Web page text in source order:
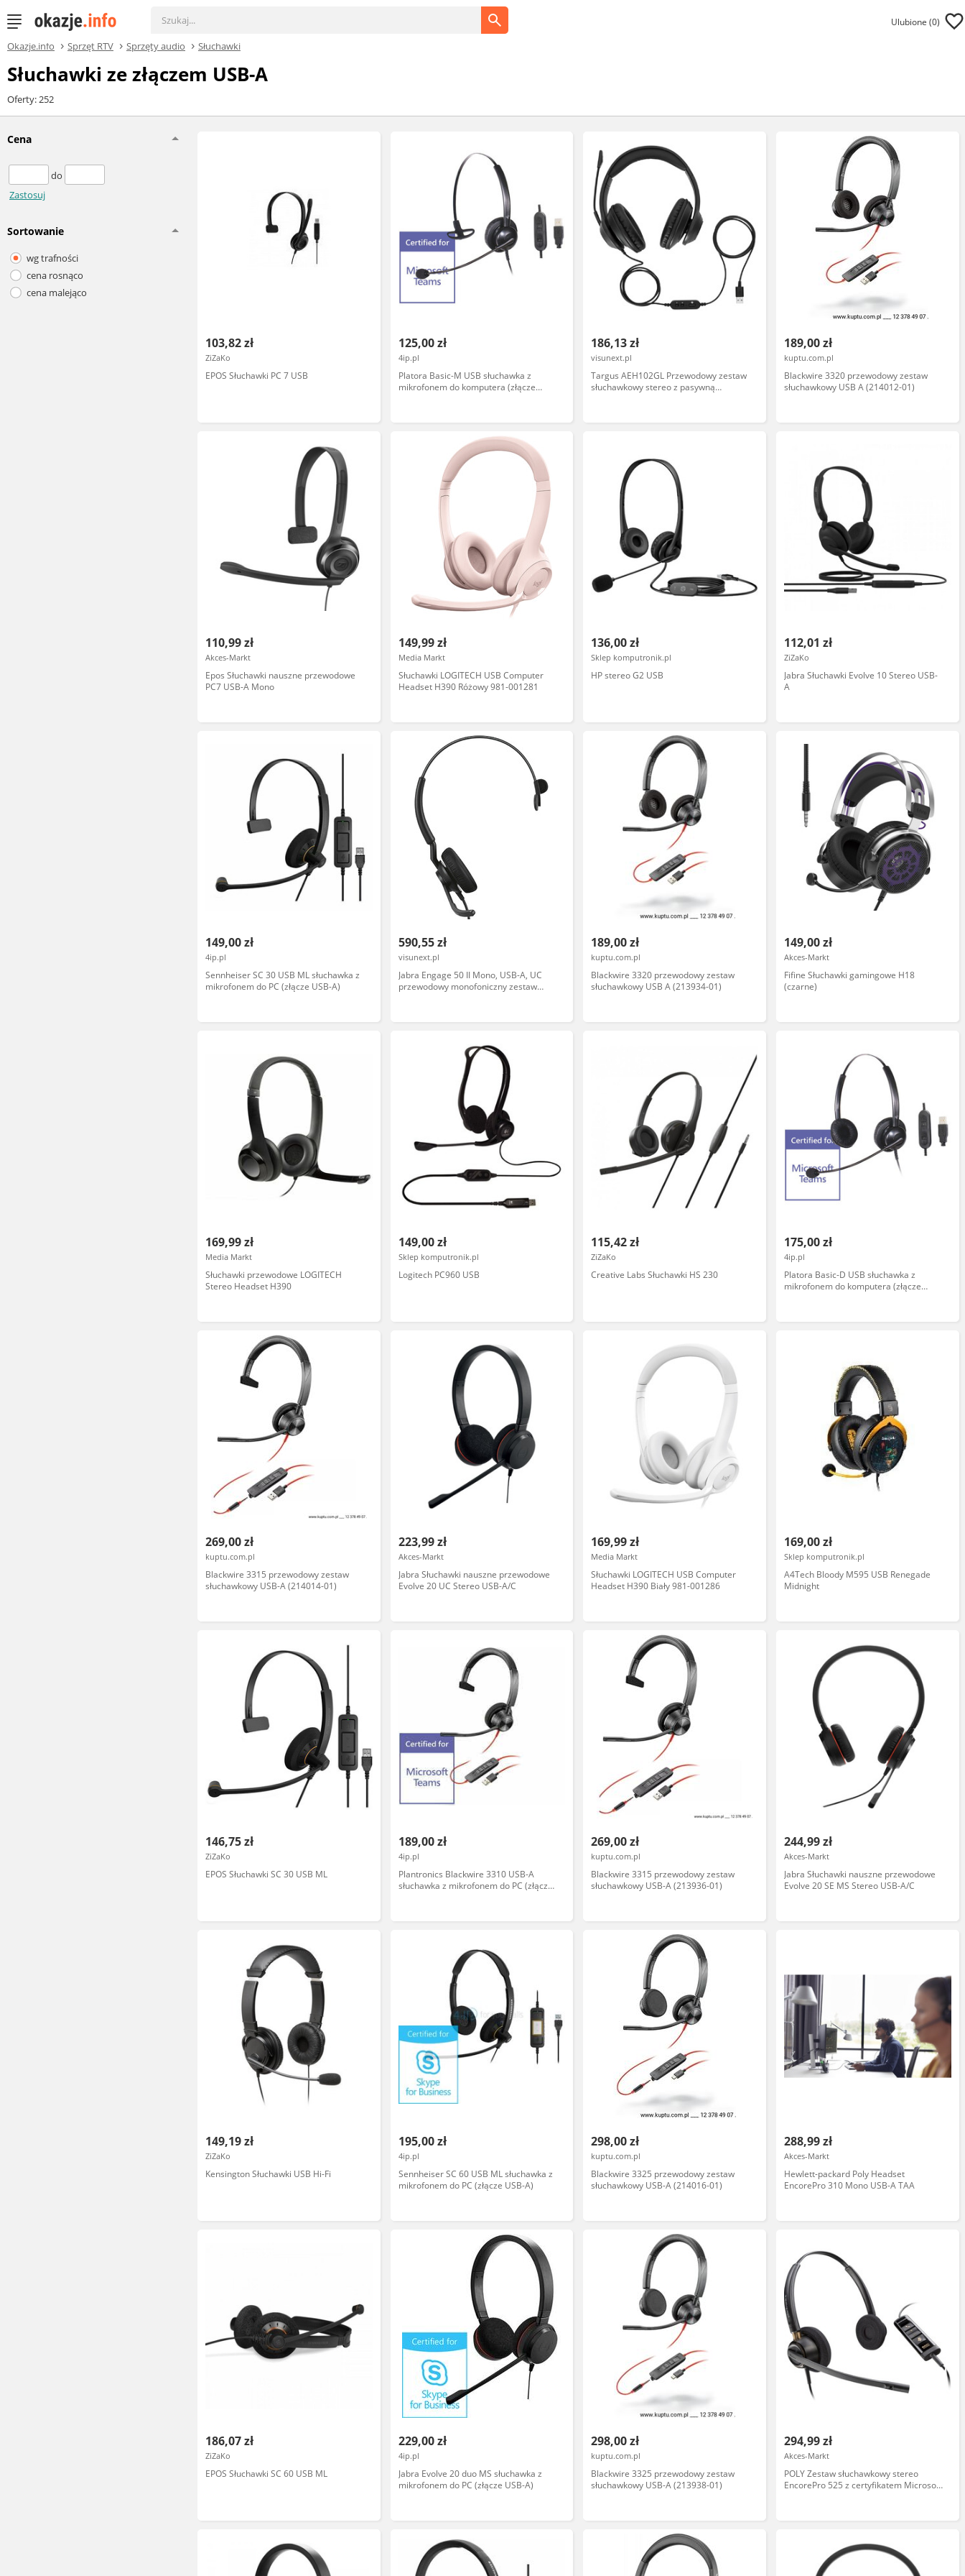
Ulubione (0)
Okazje.info Sprzęt RTV Sprzęty audio Słuchawki
Słuchawki ze złączem USB-A
Oferty: 252
Cena
do
Zastosuj
Sortowanie
wg trafności
cena rosnąco
cena malejąco
103,82 zł
ZiZaKo
EPOS Słuchawki PC 7 USB
125,00 zł
4ip.pl
Platora Basic-M USB słuchawka z
mikrofonem do komputera (złącze
186,13 zł
visunext.pl
Targus AEH102GL Przewodowy zestaw
słuchawkowy stereo z pasywną
189,00 zł
kuptu.com.pl
Blackwire 3320 przewodowy zestaw
słuchawkowy USB A (214012-01)
110,99 zł
Akces-Markt
Epos Słuchawki nauszne przewodowe
PC7 USB-A Mono
149,99 zł
Media Markt
Słuchawki LOGITECH USB Computer
Headset H390 Różowy 981-001281
136,00 zł
Sklep komputronik.pl
HP stereo G2 USB
112,01 zł
ZiZaKo
Jabra Słuchawki Evolve 10 Stereo USB-
A
149,00 zł
4ip.pl
Sennheiser SC 30 USB ML słuchawka z
mikrofonem do PC (złącze USB-A)
590,55 zł
visunext.pl
Jabra Engage 50 II Mono, USB-A, UC
przewodowy monofoniczny zestaw
słuchawkowy)
189,00 zł
kuptu.com.pl
Blackwire 3320 przewodowy zestaw
słuchawkowy USB A (213934-01)
149,00 zł
Akces-Markt
Fifine Słuchawki gamingowe H18
(czarne)
169,99 zł
Media Markt
Słuchawki przewodowe LOGITECH
Stereo Headset H390
149,00 zł
Sklep komputronik.pl
Logitech PC960 USB
115,42 zł
ZiZaKo
Creative Labs Słuchawki HS 230
175,00 zł
4ip.pl
Platora Basic-D USB słuchawka z
mikrofonem do komputera (złącze
269,00 zł
kuptu.com.pl
Blackwire 3315 przewodowy zestaw
słuchawkowy USB-A (214014-01)
223,99 zł
Akces-Markt
Jabra Słuchawki nauszne przewodowe
Evolve 20 UC Stereo USB-A/C
169,99 zł
Media Markt
Słuchawki LOGITECH USB Computer
Headset H390 Biały 981-001286
169,00 zł
Sklep komputronik.pl
A4Tech Bloody M595 USB Renegade
Midnight
146,75 zł
ZiZaKo
EPOS Słuchawki SC 30 USB ML
189,00 zł
4ip.pl
Plantronics Blackwire 3310 USB-A
słuchawka z mikrofonem do PC (złącze
269,00 zł
kuptu.com.pl
Blackwire 3315 przewodowy zestaw
słuchawkowy USB-A (213936-01)
244,99 zł
Akces-Markt
Jabra Słuchawki nauszne przewodowe
Evolve 20 SE MS Stereo USB-A/C
149,19 zł
ZiZaKo
Kensington Słuchawki USB Hi-Fi
195,00 zł
4ip.pl
Sennheiser SC 60 USB ML słuchawka z
mikrofonem do PC (złącze USB-A)
298,00 zł
kuptu.com.pl
Blackwire 3325 przewodowy zestaw
słuchawkowy USB-A (214016-01)
288,99 zł
Akces-Markt
Hewlett-packard Poly Headset
EncorePro 310 Mono USB-A TAA
186,07 zł
ZiZaKo
EPOS Słuchawki SC 60 USB ML
229,00 zł
4ip.pl
Jabra Evolve 20 duo MS słuchawka z
mikrofonem do PC (złącze USB-A)
298,00 zł
kuptu.com.pl
Blackwire 3325 przewodowy zestaw
słuchawkowy USB-A (213938-01)
294,99 zł
Akces-Markt
POLY Zestaw słuchawkowy stereo
EncorePro 525 z certyfikatem Microsoft